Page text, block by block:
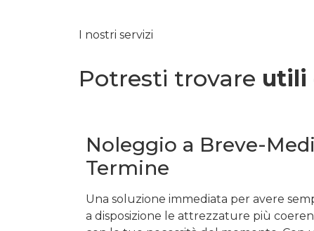
I nostri servizi
Potresti trovare utili
Noleggio a Breve-
Termine
Una soluzione immediata per avere
a disposizione le attrezzature più